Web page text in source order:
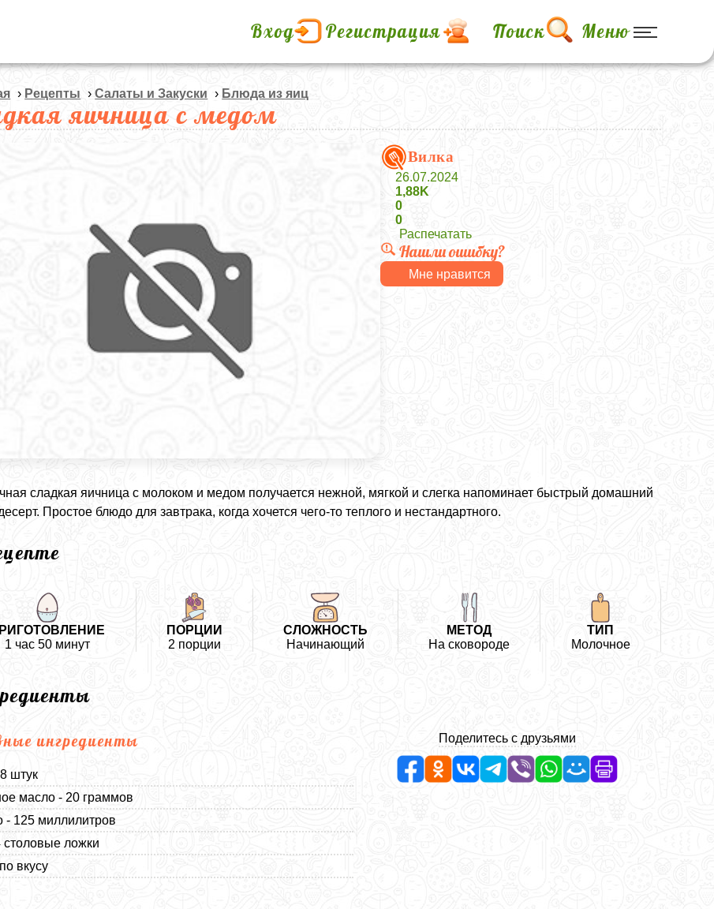
Вход Регистрация Поиск Меню
› Рецепты ›Салаты и Закуски › Блюда из яиц
яичница с медом
Вилка
26.07.2024
1,88K
0
0
Распечатать
Нашли ошибку?
Мне нравится
сладкая яичница с молоком и медом получается нежной, мягкой и слегка напоминает быстрый домашний
Простое блюдо для завтрака, когда хочется чего-то теплого и нестандартного.
1 час 50 минут
ПОРЦИИ
2 порции
СЛОЖНОСТЬ
Начинающий
МЕТОД
На сковороде
ТИП
Молочное
ингредиенты
штук
масло - 20 граммов
- 125 миллилитров
столовые ложки
вкусу
Поделитесь с друзьями